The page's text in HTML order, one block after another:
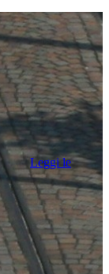
Leggi le